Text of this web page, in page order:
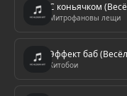
С коньячком
Митрофановы лещи
Эффект баб
Хитобои